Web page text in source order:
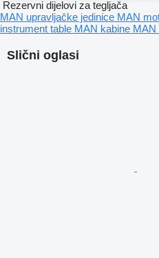
Slični oglasi
Rezervni dijelovi za tegljača
MAN upravljačke jedinice MAN
instrument table MAN kabine MAN